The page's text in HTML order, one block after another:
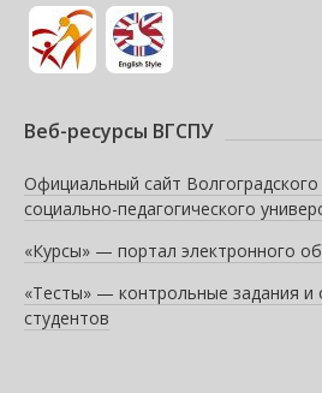
Веб-ресурсы ВГСПУ
Официальный сайт Волгоградского
социально-педагогического
«Курсы» — портал электронного
«Тесты» — контрольные задания и
студентов